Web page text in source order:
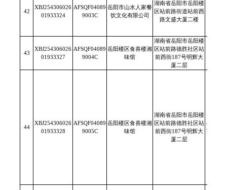
42
XBJ254306026
01933324
AFSQF04089
9003C
岳阳市山水人家餐
饮文化有限公司
湖南省岳阳市岳阳楼
区站前路街道站前西
路文盛大厦二楼
43
XBJ254306026
01933327
AFSQF04089
9004C
岳阳楼区食喜楼湘
味馆
湖南省岳阳市岳阳楼
区站前路德胜社区站
前西街187号明辉大
厦二层
44
XBJ254306026
01933328
AFSQF04089
9005C
岳阳楼区食喜楼湘
味馆
湖南省岳阳市岳阳楼
区站前路德胜社区站
前西街187号明辉大
厦二层
岳阳县
畜禽定